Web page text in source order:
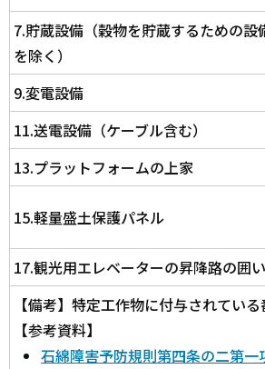
7.貯蔵設備（穀物を貯蔵するための設
を除く）
9.変電設備
11.送電設備（ケーブル含む）
13.プラットフォームの上家
15.軽量盛土保護パネル
17.観光用エレベーターの昇降路の囲い
【備考】特定工作物に付与されてい
【参考資料】
石綿障害予防規則第四条の二第